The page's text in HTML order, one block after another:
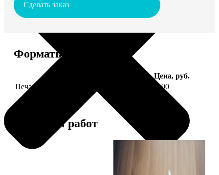
Сделать заказ
Форматы и цены
Цена, руб.
Печать фото на тарелке диаметром 20 см
1190
Примеры работ